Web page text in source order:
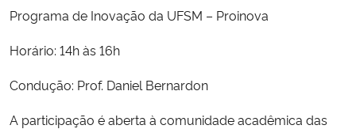
Programa de Inovação da UFSM – Proinova
Horário: 14h às 16h
Condução: Prof. Daniel Bernardon
A participação é aberta à comunidade acadêmica das